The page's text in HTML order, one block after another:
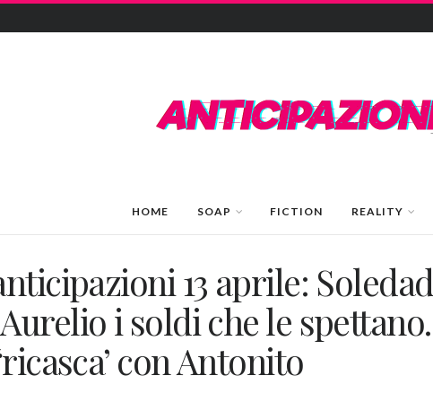
HOME SOAP FICTION REALITY
13 aprile: Soledad
i soldi che le spettano.
con Antonito